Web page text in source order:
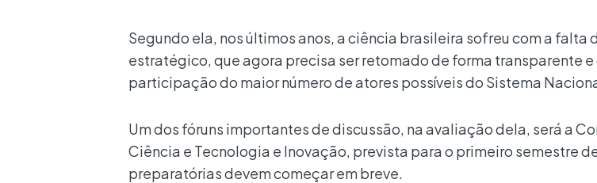
Segundo ela, nos últimos anos, a ciência brasileira sofreu com a falta
estratégico, que agora precisa ser retomado de forma transparente
participação do maior número de atores possíveis do Sistema
Um dos fóruns importantes de discussão, na avaliação dela, será a
Ciência e Tecnologia e Inovação, prevista para o primeiro semestre
preparatórias devem começar em breve.